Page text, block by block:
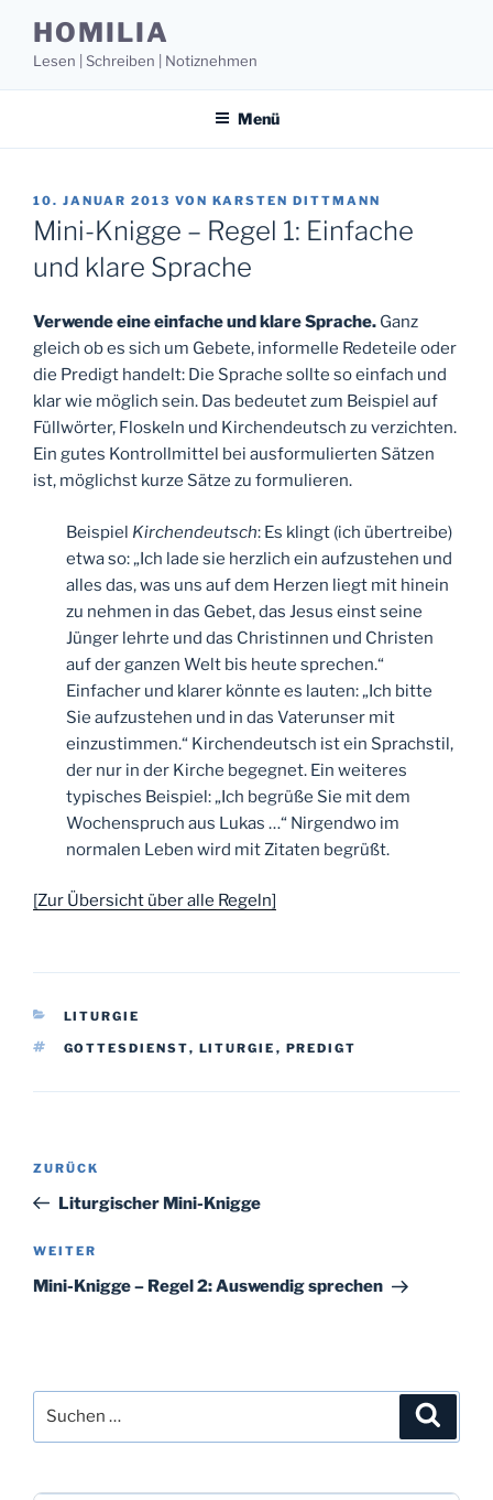
Inhalt
springen
HOMILIA
Lesen | Schreiben | Notiznehmen
Menü
VERÖFFENTLICHT
AM
10. JANUAR 2013 VON KARSTEN DITTMANN
Mini-Knigge – Regel 1: Einfache
und klare Sprache
Verwende eine einfache und klare Sprache. Ganz
gleich ob es sich um Gebete, informelle Redeteile oder
die Predigt handelt: Die Sprache sollte so einfach und
klar wie möglich sein. Das bedeutet zum Beispiel auf
Füllwörter, Floskeln und Kirchendeutsch zu verzichten.
Ein gutes Kontrollmittel bei ausformulierten Sätzen
ist, möglichst kurze Sätze zu formulieren.
Beispiel Kirchendeutsch: Es klingt (ich übertreibe)
etwa so: „Ich lade sie herzlich ein aufzustehen und
alles das, was uns auf dem Herzen liegt mit hinein
zu nehmen in das Gebet, das Jesus einst seine
Jünger lehrte und das Christinnen und Christen
auf der ganzen Welt bis heute sprechen.“
Einfacher und klarer könnte es lauten: „Ich bitte
Sie aufzustehen und in das Vaterunser mit
einzustimmen.“ Kirchendeutsch ist ein Sprachstil,
der nur in der Kirche begegnet. Ein weiteres
typisches Beispiel: „Ich begrüße Sie mit dem
Wochenspruch aus Lukas …“ Nirgendwo im
normalen Leben wird mit Zitaten begrüßt.
[Zur Übersicht über alle Regeln]
KATEGORIEN
LITURGIE
SCHLAGWÖRTER
GOTTESDIENST, LITURGIE , PREDIGT
Beitragsnavigation
Vorheriger
Beitrag
ZURÜCK
Liturgischer Mini-Knigge
Nächster
Beitrag
WEITER
Mini-Knigge – Regel 2: Auswendig sprechen
nach: